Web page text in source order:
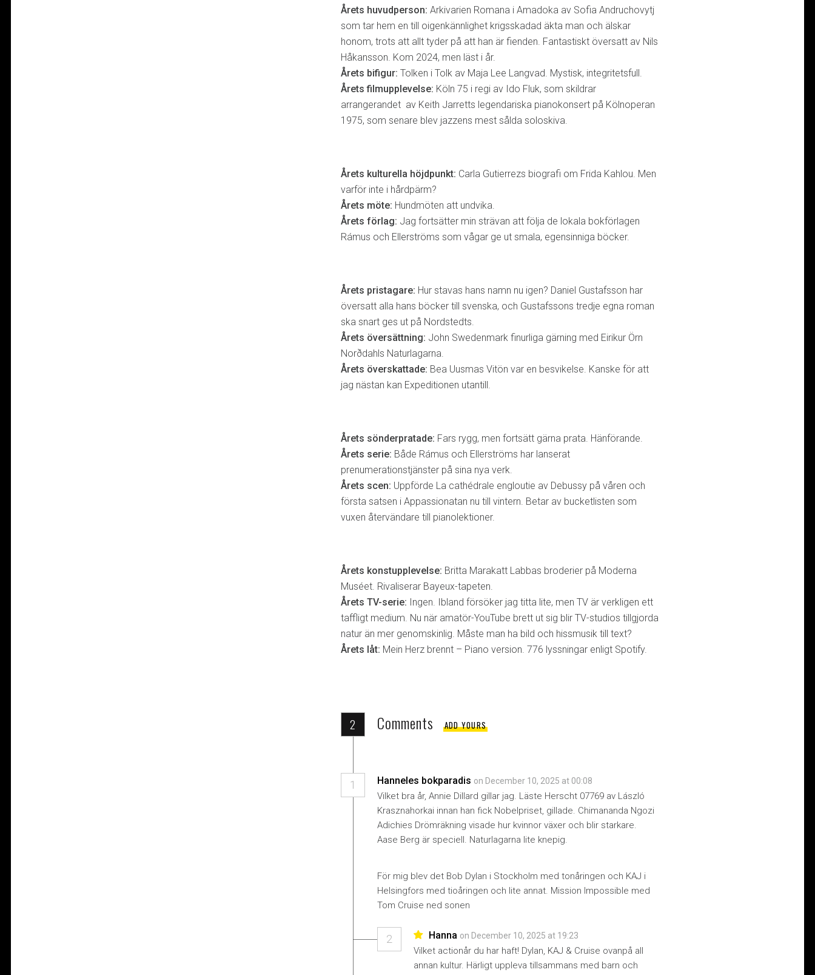
Årets huvudperson: Arkivarien Romana i Amadoka av Sofia Andruchovytj
som tar hem en till oigenkännlighet krigsskadad äkta man och älskar
honom, trots att allt tyder på att han är fienden. Fantastiskt översatt av Nils
Håkansson. Kom 2024, men läst i år.
Årets bifigur: Tolken i Tolk av Maja Lee Langvad. Mystisk, integritetsfull.
Årets filmupplevelse: Köln 75 i regi av Ido Fluk, som skildrar
arrangerandet av Keith Jarretts legendariska pianokonsert på Kölnoperan
1975, som senare blev jazzens mest sålda soloskiva.
Årets kulturella höjdpunkt: Carla Gutierrezs biografi om Frida Kahlou. Men
varför inte i hårdpärm?
Årets möte: Hundmöten att undvika.
Årets förlag: Jag fortsätter min strävan att följa de lokala bokförlagen
Rámus och Ellerströms som vågar ge ut smala, egensinniga böcker.
Årets pristagare: Hur stavas hans namn nu igen? Daniel Gustafsson har
översatt alla hans böcker till svenska, och Gustafssons tredje egna roman
ska snart ges ut på Nordstedts.
Årets översättning: John Swedenmark finurliga gärning med Eirikur Örn
Norðdahls Naturlagarna.
Årets överskattade: Bea Uusmas Vitön var en besvikelse. Kanske för att
jag nästan kan Expeditionen utantill.
Årets sönderpratade: Fars rygg, men fortsätt gärna prata. Hänförande.
Årets serie: Både Rámus och Ellerströms har lanserat
prenumerationstjänster på sina nya verk.
Årets scen: Uppförde La cathédrale engloutie av Debussy på våren och
första satsen i Appassionatan nu till vintern. Betar av bucketlisten som
vuxen återvändare till pianolektioner.
Årets konstupplevelse: Britta Marakatt Labbas broderier på Moderna
Muséet. Rivaliserar Bayeux-tapeten.
Årets TV-serie: Ingen. Ibland försöker jag titta lite, men TV är verkligen ett
taffligt medium. Nu när amatör-YouTube brett ut sig blir TV-studios tillgjorda
natur än mer genomskinlig. Måste man ha bild och hissmusik till text?
Årets låt: Mein Herz brennt – Piano version. 776 lyssningar enligt Spotify.
2 Comments ADD YOURS
1 Hanneles bokparadis on December 10, 2025 at 00:08
Vilket bra år, Annie Dillard gillar jag. Läste Herscht 07769 av László
Krasznahorkai innan han fick Nobelpriset, gillade. Chimananda Ngozi
Adichies Drömräkning visade hur kvinnor växer och blir starkare.
Aase Berg är speciell. Naturlagarna lite knepig.
För mig blev det Bob Dylan i Stockholm med tonåringen och KAJ i
Helsingfors med tioåringen och lite annat. Mission Impossible med
Tom Cruise ned sonen
2 Hanna on December 10, 2025 at 19:23
Vilket actionår du har haft! Dylan, KAJ & Cruise ovanpå all
annan kultur. Härligt uppleva tillsammans med barn och